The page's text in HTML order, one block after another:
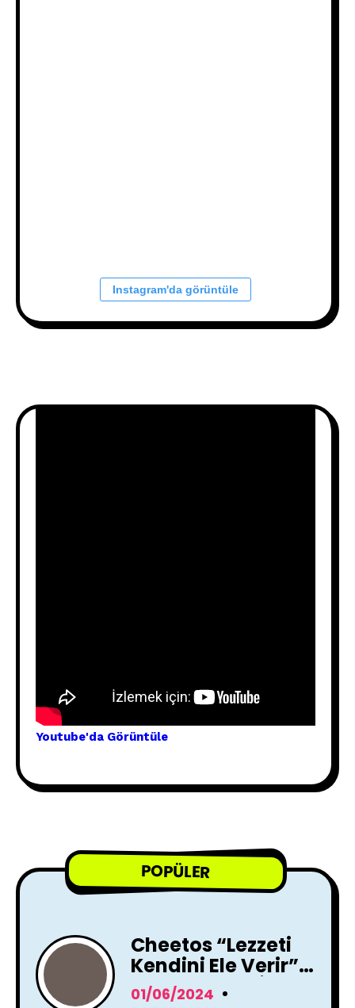
Instagram'da görüntüle
Youtube'da Görüntüle
POPÜLER
Cheetos “Lezzeti
Kendini Ele Verir”
Reklam Filmi İle
01/06/2024